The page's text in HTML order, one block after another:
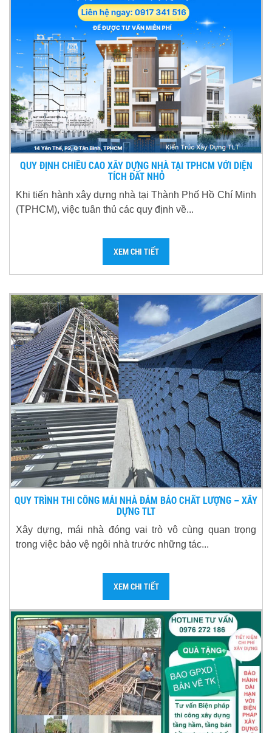
QUY ĐỊNH CHIỀU CAO XÂY DỰNG NHÀ TẠI TPHCM VỚI DIỆN
TÍCH ĐẤT NHỎ
Khi tiến hành xây dựng nhà tại Thành Phố Hồ Chí Minh
(TPHCM), việc tuân thủ các quy định về...
XEM CHI TIẾT
QUY TRÌNH THI CÔNG MÁI NHÀ ĐẢM BẢO CHẤT LƯỢNG – XÂY
DỰNG TLT
Xây dựng, mái nhà đóng vai trò vô cùng quan trọng
trong việc bảo vệ ngôi nhà trước những tác...
XEM CHI TIẾT